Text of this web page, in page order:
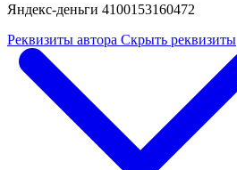
Яндекс-деньги 4100153160472
Реквизиты автора Скрыть реквизиты